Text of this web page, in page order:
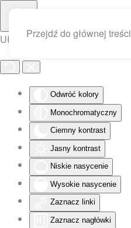
Ułatwienia dostępu
Odwróć kolory
Monochromatyczny
Ciemny kontrast
Jasny kontrast
Niskie nasycenie
Wysokie nasycenie
Zaznacz linki
Zaznacz nagłówki
Przejdź do głównej treści